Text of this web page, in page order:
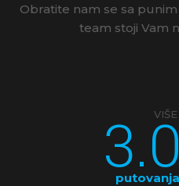
Obratite nam se sa
team stoji Vam